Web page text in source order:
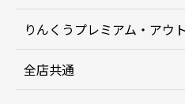
りんくうプレミアム・アウ
全店共通